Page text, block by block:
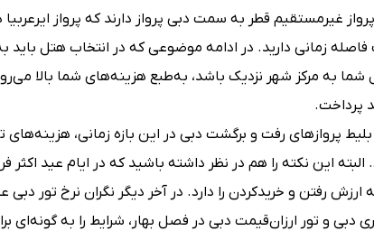
پرواز مستقیم ماهان، ایران ایر، ایر عربیا و امارات و 1 پرواز غیرمستقیم قطر به سمت دبی پرواز دارند
تا دبی بدون ترانسفر شما عزیزان 1 ساعت فاصله زمانی دارید. در ادامه موضوعی که در
به مرکز شهر نزدیک باشد، به‌طبع هزینه‌های شما بالا
پرداخت.
پروازهای رفت و برگشت دبی در این بازه زمانی، هزینه‌‌های
این نکته را هم در نظر داشته باشید که در ایام عید اکثر
رفتن و خریدکردن را دارد. در آخر دیگر نگران نرخ تور دبی
دبی و تور ارزان‌قیمت دبی در فصل بهار، شرایط را به گونه‌ای